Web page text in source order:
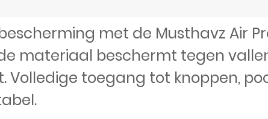
met de Musthavz Air
materiaal beschermt tegen
Volledige toegang tot knoppen,